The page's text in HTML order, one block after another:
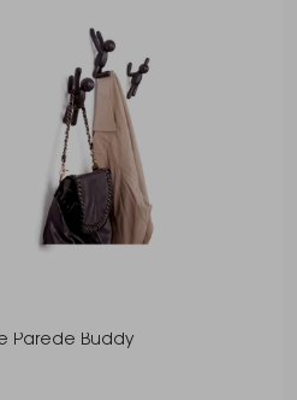
Cabide de Parede Buddy